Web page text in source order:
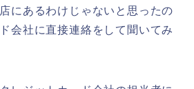
にあるわけじゃないと思ったの
会社に直接連絡をして聞いてみ